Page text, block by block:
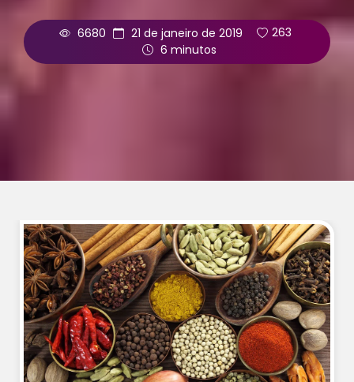
6680 21 de janeiro de 2019
263
6 minutos